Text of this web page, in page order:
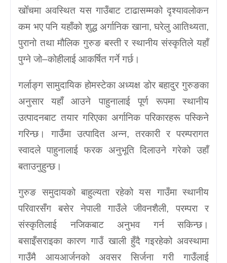
खोँचमा अवस्थित यस गाउँबाट टाढासम्मको दृश्यावलोकन
कम भए पनि यहाँको शुद्ध अर्गानिक खाना, घरेलु आतिथ्यता,
पुरानो तथा मौलिक गुरुङ बस्ती र स्थानीय संस्कृतिले यहाँ
पुग्ने जो–कोहीलाई आकर्षित गर्ने गर्छ।
गर्लाङ्ग सामुदायिक होमस्टेका अध्यक्ष डोर बहादुर गुरुङका
अनुसार यहाँ आउने पाहुनालाई पूर्ण रूपमा स्थानीय
उत्पादनबाट तयार गरिएका अर्गानिक परिकारहरू पस्किने
गरिन्छ। गाउँमा उत्पादित अन्न, तरकारी र परम्परागत
स्वादले पाहुनालाई फरक अनुभूति दिलाउने गरेको उहाँ
बताउनुहुन्छ।
गुरुङ समुदायको बाहुल्यता रहेको यस गाउँमा स्थानीय
परिवारसँग बसेर नेपाली गाउँले जीवनशैली, परम्परा र
संस्कृतिलाई नजिकबाट अनुभव गर्न सकिन्छ।
बसाइँसराइका कारण गाउँ खाली हुँदै गइरहेको अवस्थामा
गाउँमै आयआर्जनको अवसर सिर्जना गरी गाउँलाई